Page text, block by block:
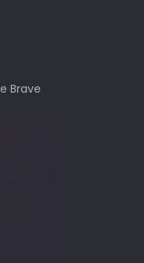
Brave